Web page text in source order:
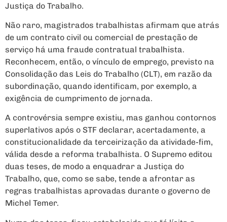
Justiça do Trabalho.
Não raro, magistrados trabalhistas afirmam que atrás
de um contrato civil ou comercial de prestação de
serviço há uma fraude contratual trabalhista.
Reconhecem, então, o vínculo de emprego, previsto na
Consolidação das Leis do Trabalho (CLT), em razão da
subordinação, quando identificam, por exemplo, a
exigência de cumprimento de jornada.
A controvérsia sempre existiu, mas ganhou contornos
superlativos após o STF declarar, acertadamente, a
constitucionalidade da terceirização da atividade-fim,
válida desde a reforma trabalhista. O Supremo editou
duas teses, de modo a enquadrar a Justiça do
Trabalho, que, como se sabe, tende a afrontar as
regras trabalhistas aprovadas durante o governo de
Michel Temer.